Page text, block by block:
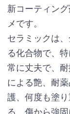
新コーティン
メです。
セラミックは
る化合物で、
常に丈夫で、
による艶、耐
護、何度も塗
る、傷から強